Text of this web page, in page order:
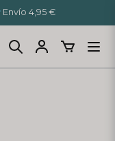
Envío 4,95 €